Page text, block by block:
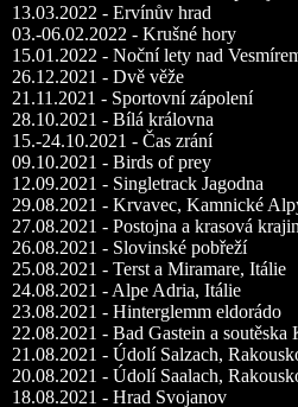
13.03.2022 - Ervínův hrad
03.-06.02.2022 - Krušné hory
15.01.2022 - Noční lety nad
26.12.2021 - Dvě věže
21.11.2021 - Sportovní zápolení
28.10.2021 - Bílá královna
15.-24.10.2021 - Čas zrání
09.10.2021 - Birds of prey
12.09.2021 - Singletrack Jagodna
29.08.2021 - Krvavec, Kamnické
27.08.2021 - Postojna a krasová
26.08.2021 - Slovinské pobřeží
25.08.2021 - Terst a Miramare, Itálie
24.08.2021 - Alpe Adria, Itálie
23.08.2021 - Hinterglemm eldorádo
22.08.2021 - Bad Gastein a
21.08.2021 - Údolí Salzach,
20.08.2021 - Údolí Saalach,
18.08.2021 - Hrad Svojanov